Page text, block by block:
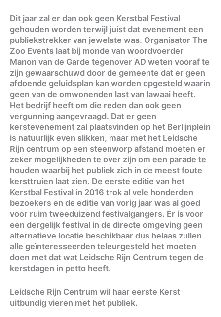
Dit jaar zal er dan ook geen Kerstbal Festival
gehouden worden terwijl juist dat evenement een
publiekstrekker van jewelste was. Organisator The
Zoo Events laat bij monde van woordvoerder
Manon van de Garde tegenover AD weten vooraf te
zijn gewaarschuwd door de gemeente dat er geen
afdoende geluidsplan kan worden opgesteld waarin
geen van de omwonenden last van lawaai heeft.
Het bedrijf heeft om die reden dan ook geen
vergunning aangevraagd. Dat er geen
kerstevenement zal plaatsvinden op het Berlijnplein
is natuurlijk even slikken, maar met het Leidsche
Rijn centrum op een steenworp afstand moeten er
zeker mogelijkheden te over zijn om een parade te
houden waarbij het publiek zich in de meest foute
kersttruien laat zien. De eerste editie van het
Kerstbal Festival in 2016 trok al vele honderden
bezoekers en de editie van vorig jaar was al goed
voor ruim tweeduizend festivalgangers. Er is voor
een dergelijk festival in de directe omgeving geen
alternatieve locatie beschikbaar dus helaas zullen
alle geïnteresseerden teleurgesteld het moeten
doen met dat wat Leidsche Rijn Centrum tegen de
kerstdagen in petto heeft.
Leidsche Rijn Centrum wil haar eerste Kerst
uitbundig vieren met het publiek.